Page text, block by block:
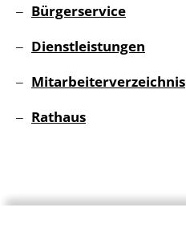
Bürgerservice
Dienstleistungen
Mitarbeiterverzeichnis
Rathaus